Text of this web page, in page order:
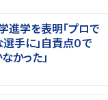
進学を表明「プロで
手に」自責点０で
かった」